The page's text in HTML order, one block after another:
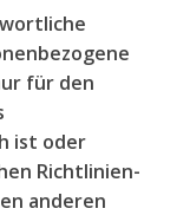
für den
ist oder
Richtlinien-
anderen